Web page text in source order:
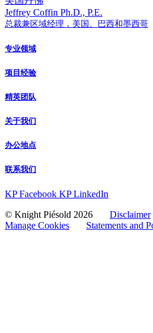
Jeffrey Coffin Ph.D., P.E.
总裁兼区域经理，美国、巴西和墨西哥
专业领域
项目经验
精英团队
关于我们
办公地点
联系我们
KP Facebook KP LinkedIn
© Knight Piésold 2026 Disclaimer
Manage Cookies
Statements and